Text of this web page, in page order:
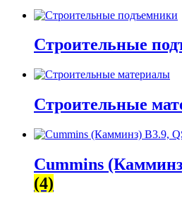
Строительные
Строительные
Cummins
(4)